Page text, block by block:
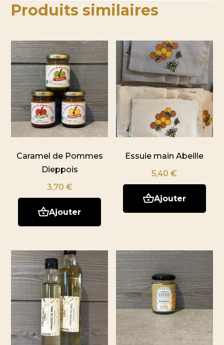
Produits similaires
Caramel de Pommes
Dieppois
3,70 €
Ajouter
Essuie main Abeille
5,40€
Ajouter